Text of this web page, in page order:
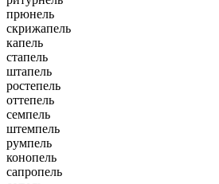
прюнель
скрижапель
капель
стапель
штапель
ростепель
оттепель
семпель
штемпель
румпель
конопель
сапропель